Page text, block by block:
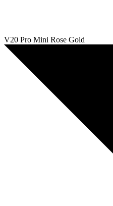
V20 Pro Mini Rose Gold